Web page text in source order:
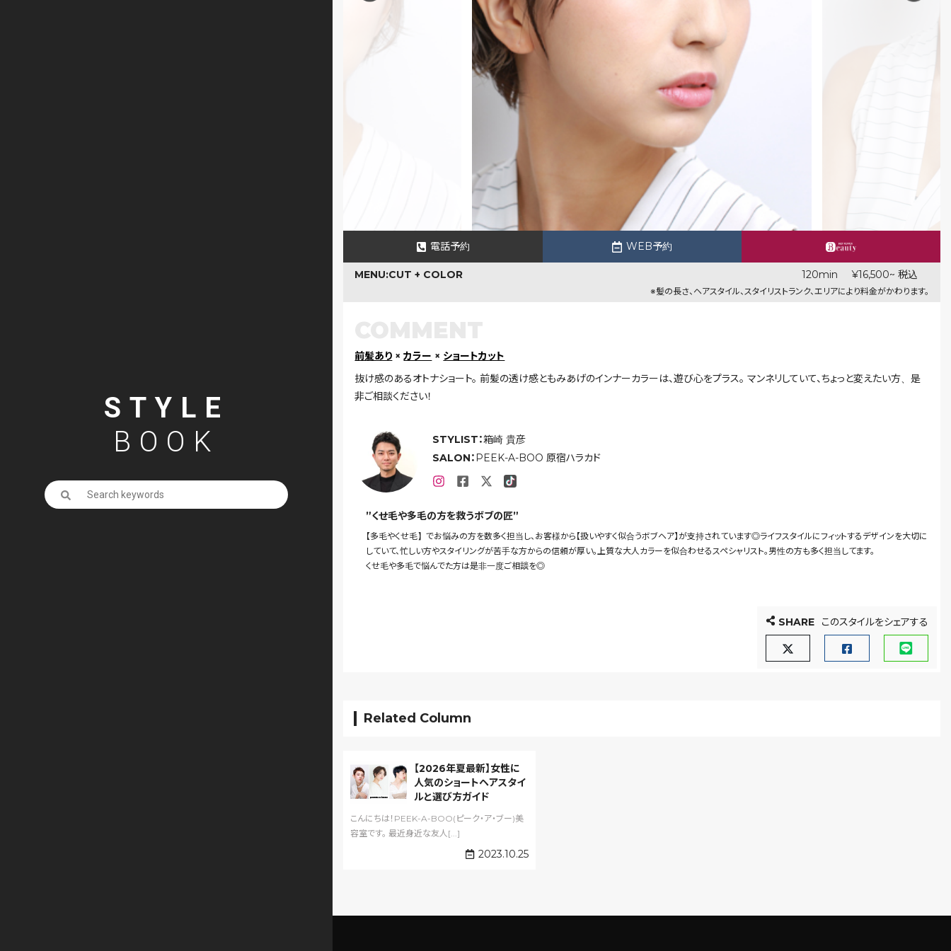
STYLE
BOOK
電話予約 WEB予約
MENU:CUT + COLOR 120min ¥16,500~ 税込
※髪の長さ、ヘアスタイル、スタイリストランク、エリアにより料金がかわります。
STYLIST：箱崎 貴彦
SALON： PEEK-A-BOO 原宿ハラカド
”くせ毛や多毛の方を救うボブの匠”
【多毛やくせ毛】でお悩みの方を数多く担当し、お客様から【扱いやすく似合うボブヘア】が支持されています◎ライフスタイルにフィットするデザインを大切に
していて、忙しい方やスタイリングが苦手な方からの信頼が厚い。上質な大人カラーを似合わせるスペシャリスト。男性の方も多く担当してます。
くせ毛や多毛で悩んでた方は是非一度ご相談を◎
前髪あり ×カラー × ショートカット
抜け感のあるオトナショート。 前髪の透け感ともみあげのインナーカラーは、遊び心をプラス。 マンネリしていて、ちょっと変えたい方、是
非ご相談ください！
SHARE このスタイルをシェアする
Related Column
【2026年夏最新】女性に
人気のショートヘアスタイ
ルと選び方ガイド
こんにちは！PEEK-A-BOO(ピーク・ア・ブー)美
容室です。 最近身近な友人[...]
2023.10.25